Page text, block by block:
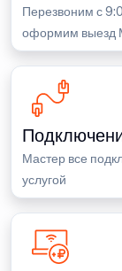
Перезвоним с
оформим выезд
Мастер все
услугой